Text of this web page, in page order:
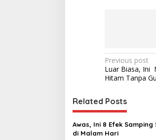
P
o
t
n
a
Previous post
Luar Biasa, Ini
Hitam Tanpa
Related Posts
Awas, Ini 8 Efek Samping Sering Minum Kopi Hitam
di Malam Hari ‎